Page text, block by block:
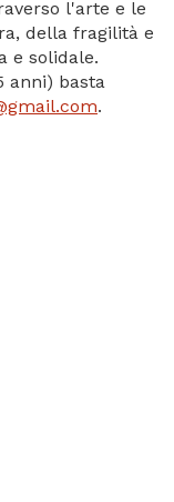
l'arte e le
della fragilità e
e solidale.
anni) basta
.